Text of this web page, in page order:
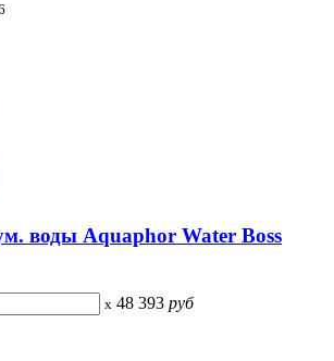
воды Aquaphor Water Boss
x 48 393 руб